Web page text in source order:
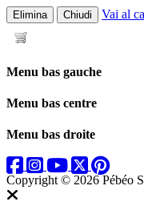
Elimina Chiudi Vai al
Menu bas gauche
Menu bas centre
Menu bas droite
Copyright © 2026 Pébéo